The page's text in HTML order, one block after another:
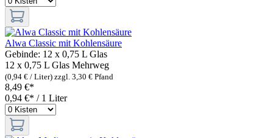
Alwa Classic mit Kohlensäure
Gebinde: 12 x 0,75 L Glas
12 x 0,75 L Glas Mehrweg
(0,94 € / Liter) zzgl. 3,30 € Pfand
8,49 €*
0,94 €* / 1 Liter